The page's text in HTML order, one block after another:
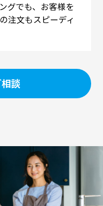
グでも、お客様を
注文もスピーディ
談